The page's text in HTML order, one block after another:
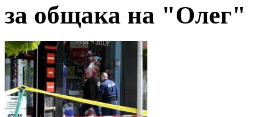
за общака на "Олег"